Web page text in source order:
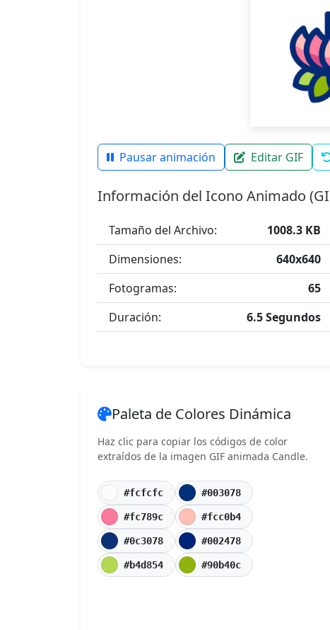
Pausar animación Editar GIF
Información del Icono Animado
Tamaño del Archivo:
1008.3 KB
Dimensiones:
640x640
Fotogramas:
65
Duración:
6.5 Segundos
Paleta de Colores Dinámica
Haz clic para copiar los códigos de color
extraídos de la imagen GIF animada Candle.
#fcfcfc #003078
#fc789c #fcc0b4
#0c3078 #002478
#b4d854 #90b40c